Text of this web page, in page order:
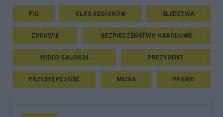
PIS GŁOS REGIONÓW ŚLEDZTWA
ZDROWIE BEZPIECZEŃSTWO NARODOWE
WIDEO SALON24 PREZYDENT
PRZESTĘPCZOŚĆ MEDIA PRAWO